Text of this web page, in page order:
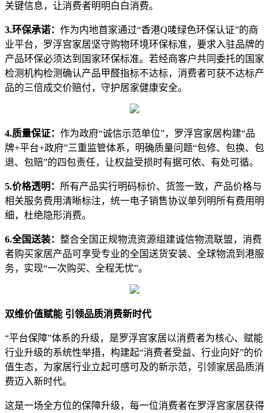
关键信息，让消费者明明白白消费。
3.环保承诺： 作为内地首家通过“香港Q唛绿色环保认证”的商
业平台，罗浮宫家居坚守购物环境环保标准，要求入驻品牌的
产品环保必须达到国家环保标准。若经商客户共同委托的国家
检测机构检测确认产品甲醛指标不达标，消费者可获不达标产
品的三倍成交价赔付，守护居家健康安全。
4.质量保证： 作为政府“诚信示范单位”，罗浮宫家居构建“品
牌+平台+政府”三重监管体系，明确质量问题“包修、包换、包
退、包赔”的四包责任，让权益受损时有据可依、有处可循。
5.价格透明： 所有产品实行明码标价、货签一致，产品价格与
相关服务费用清晰标注，统一电子销售协议单列明所有费用明
细，杜绝隐形消费。
6.全国送装： 整合全国正规物流资源组建诚信物流联盟，消费
者购买家居产品可享受专业的全国送货安装、全球物流到港服
务，实现“一次购买、全程无忧”。
双维价值赋能 引领品质消费新时代
“平台保障”体系的升级，是罗浮宫家居以消费者为核心、赋能
行业升级的系统性举措，构建起“消费者受益、行业向好”的价
值生态，为家居行业立起可感可及的新示范，引领家居品质消
费迈入新时代。
这是一场全方位的保障升级，每一位消费者在罗浮宫家居获得